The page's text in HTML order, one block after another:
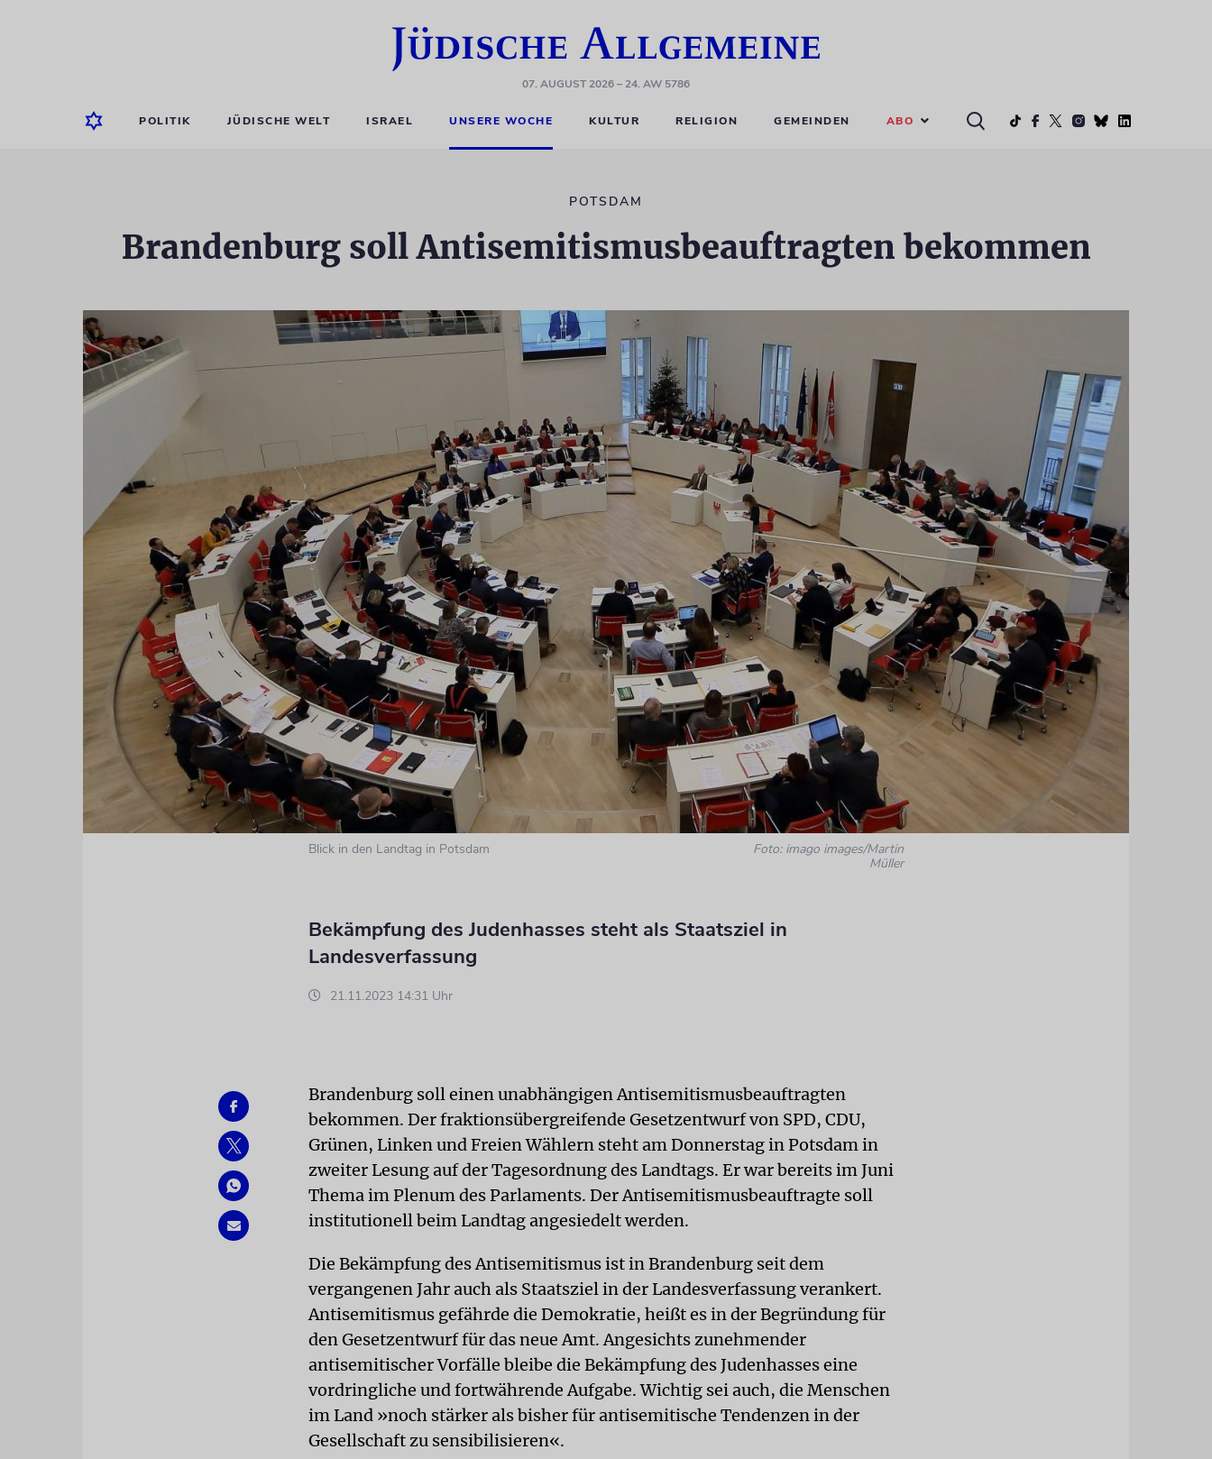
07. AUGUST 2026– 24. AW 5786
POLITIK JÜDISCHE WELT ISRAEL UNSERE WOCHE KULTUR RELIGION GEMEINDEN ABO
POTSDAM
Brandenburg soll Antisemitismusbeauftragten bekommen
Blick in den Landtag in Potsdam
Foto: imago images/Martin
Müller
Bekämpfung des Judenhasses steht als Staatsziel in
Landesverfassung
21.11.2023 14:31 Uhr
Brandenburg soll einen unabhängigen Antisemitismusbeauftragten
bekommen. Der fraktionsübergreifende Gesetzentwurf von SPD, CDU,
Grünen, Linken und Freien Wählern steht am Donnerstag in Potsdam in
zweiter Lesung auf der Tagesordnung des Landtags. Er war bereits im Juni
Thema im Plenum des Parlaments. Der Antisemitismusbeauftragte soll
institutionell beim Landtag angesiedelt werden.
Die Bekämpfung des Antisemitismus ist in Brandenburg seit dem
vergangenen Jahr auch als Staatsziel in der Landesverfassung verankert.
Antisemitismus gefährde die Demokratie, heißt es in der Begründung für
den Gesetzentwurf für das neue Amt. Angesichts zunehmender
antisemitischer Vorfälle bleibe die Bekämpfung des Judenhasses eine
vordringliche und fortwährende Aufgabe. Wichtig sei auch, die Menschen
im Land »noch stärker als bisher für antisemitische Tendenzen in der
Gesellschaft zu sensibilisieren«.